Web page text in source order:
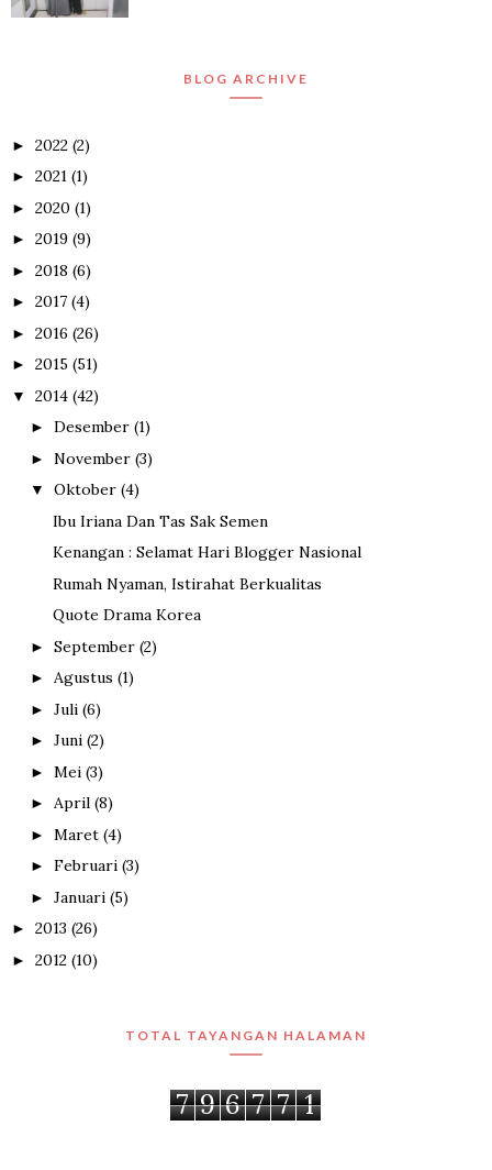
BLOG ARCHIVE
► 2022 (2)
► 2021 (1)
► 2020 (1)
► 2019 (9)
► 2018 (6)
► 2017 (4)
► 2016 (26)
► 2015 (51)
▼ 2014 (42)
► Desember (1)
► November (3)
▼ Oktober (4)
Ibu Iriana Dan Tas Sak Semen
Kenangan : Selamat Hari Blogger Nasional
Rumah Nyaman, Istirahat Berkualitas
Quote Drama Korea
► September (2)
► Agustus (1)
► Juli (6)
► Juni (2)
► Mei (3)
► April (8)
► Maret (4)
► Februari (3)
► Januari (5)
► 2013 (26)
► 2012 (10)
TOTAL TAYANGAN HALAMAN
7 9 6 7 7 1